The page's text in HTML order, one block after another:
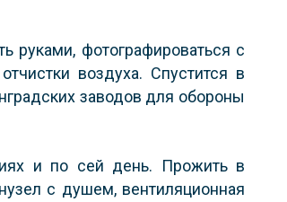
руками, фотографироваться с
воздуха. Спустится в
заводов для обороны
и по сей день. Прожить в
с душем, вентиляционная